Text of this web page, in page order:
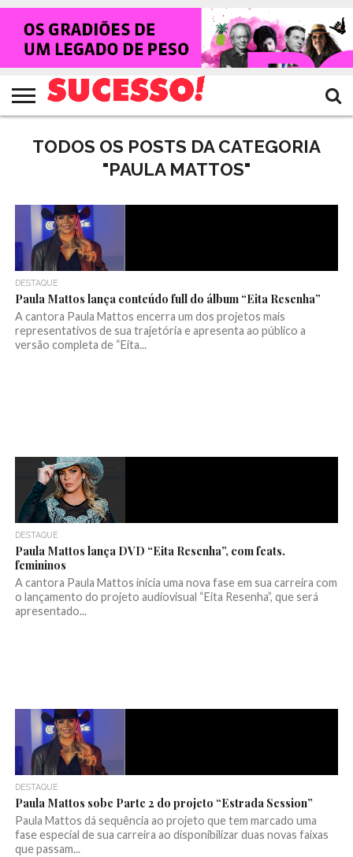
HOME
NOTÍCIAS
SHOWS
ENTREVISTAS
CLIQUES
RANKING
CROWLEY
TV
SUCESSO!
REVISTA
SUCESSO!
TODOS OS POSTS DA CATEGORIA
"PAULA MATTOS"
DESTAQUE
Paula Mattos lança conteúdo full do álbum “Eita Resenha”
A cantora Paula Mattos encerra um dos projetos mais
representativos de sua trajetória e apresenta ao público a
versão completa de “Eita...
DESTAQUE
Paula Mattos lança DVD “Eita Resenha”, com feats.
femininos
A cantora Paula Mattos inicia uma nova fase em sua carreira com
o lançamento do projeto audiovisual “Eita Resenha”, que será
apresentado...
DESTAQUE
Paula Mattos sobe Parte 2 do projeto “Estrada Session”
Paula Mattos dá sequência ao projeto que tem marcado uma
fase especial de sua carreira ao disponibilizar duas novas faixas
que passam...